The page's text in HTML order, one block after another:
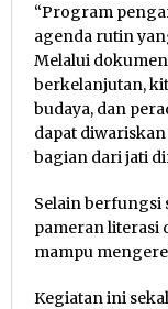
“Program
agenda rutin
Melalui
berkelanjutan,
budaya, dan
dapat
bagian dari jati
Selain berfungsi
pameran literasi
mampu
Kegiatan ini